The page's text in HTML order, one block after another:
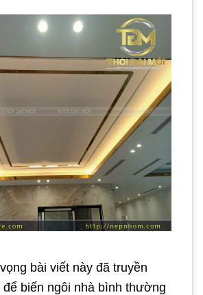
bài viết này đã truyền
biến ngôi nhà bình thường